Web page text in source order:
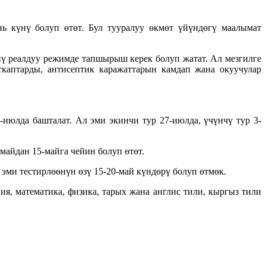
болуп өтөт. Бул тууралуу өкмөт үйүндөгү маалымат
реалдуу режимде тапшырыш керек болуп жатат. Ал мезгилге
антисептик каражаттарын камдап жана окуучулар
июлда башталат. Ал эми экинчи тур 27-июлда, үчүнчү тур 3-
15-майга чейин болуп өтөт.
тестирлөөнүн өзү 15-20-май күндөрү болуп өтмөк.
математика, физика, тарых жана англис тили, кыргыз тили